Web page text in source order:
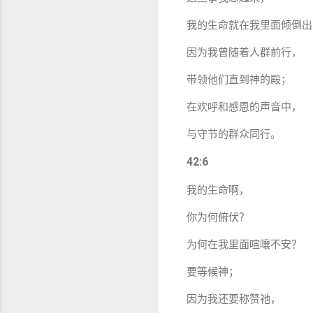
我的生命就在我里面倾倒
因为我曾随着人群前行，
带领他们直到神的殿；
在欢呼和感恩的声音中，
与守节的群众同行。
42:6
我的生命啊，
你为何俯伏？
为何在我里面喧嚷不安？
要等候神；
因为我还要称赞祂，